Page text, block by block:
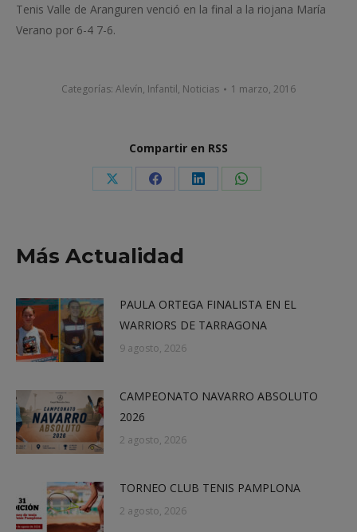
Tenis Valle de Aranguren venció en la final a la riojana María
Verano por 6-4 7-6.
Categorías: Alevín, Infantil, Noticias 1 marzo, 2016
Compartir en RSS
Share Share Share Share
Más Actualidad
PAULA ORTEGA FINALISTA EN EL
WARRIORS DE TARRAGONA
9 agosto, 2026
CAMPEONATO NAVARRO ABSOLUTO
2026
2 agosto, 2026
TORNEO CLUB TENIS PAMPLONA
2 agosto, 2026